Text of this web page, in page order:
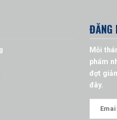
ĐĂNG
Mỗi
phẩm
đợt
đây.